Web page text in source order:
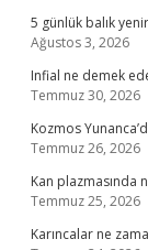
5 günlük balık
Ağustos 3, 2026
Infial ne demek
Temmuz 30, 2026
Kozmos
Temmuz 26, 2026
Kan plazmasında
Temmuz 25, 2026
Karıncalar ne